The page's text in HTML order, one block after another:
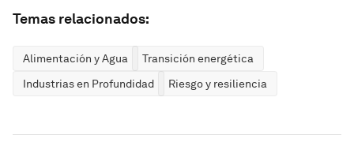
Temas relacionados:
Alimentación y Agua
Transición energética
Industrias en Profundidad
Riesgo y resiliencia